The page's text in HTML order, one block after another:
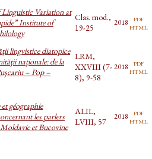
Linguistic Variation at
Institute of
Clas. mod.,
19-25
2018 pdf
html
lingvistice diatopice
naţionale: de la
– Pop –
LRM,
XXVIII (7-
8), 9-58
2018 pdf
html
géographie
les parlers
et Bucovine
ALIL,
LVIII, 57
2018 pdf
html